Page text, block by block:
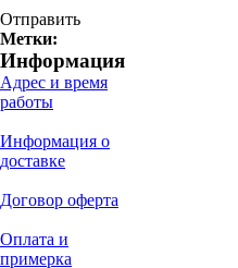
Отправить
Метки:
Информация
Адрес и время
работы
Информация о
доставке
Договор оферта
Оплата и
примерка